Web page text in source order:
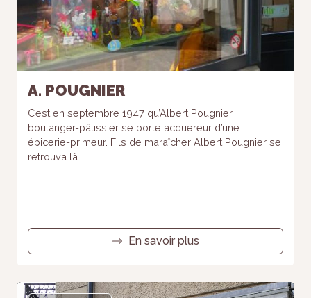
A. POUGNIER
C’est en septembre 1947 qu’Albert Pougnier,
boulanger-pâtissier se porte acquéreur d’une
épicerie-primeur. Fils de maraîcher Albert Pougnier se
retrouva là...
En savoir plus